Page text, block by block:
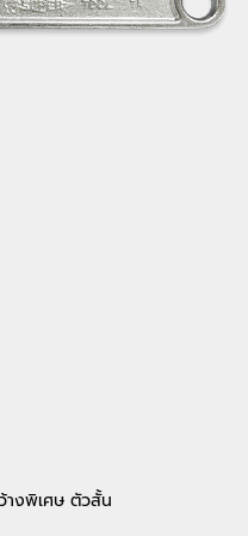
างพิเศษ ตัวสั้น